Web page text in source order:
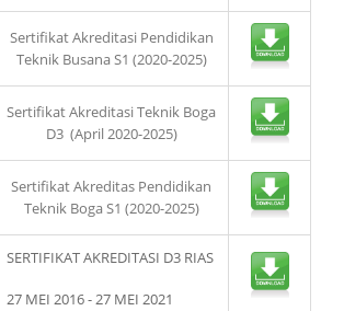
Sertifikat Akreditasi Pendidikan
Teknik Busana S1 (2020-2025)
Sertifikat Akreditasi Teknik Boga
D3 (April 2020-2025)
Sertifikat Akreditas Pendidikan
Teknik Boga S1 (2020-2025)
SERTIFIKAT AKREDITASI D3 RIAS
27 MEI 2016 - 27 MEI 2021